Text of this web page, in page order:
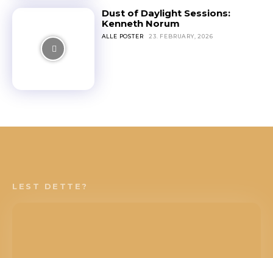
Dust of Daylight Sessions:
Kenneth Norum
ALLE POSTER 23. FEBRUARY, 2026
LEST DETTE?